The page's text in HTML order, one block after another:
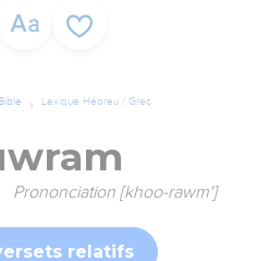
Lexique Hébreu / Grec
Prononciation [khoo-rawm']
relatifs